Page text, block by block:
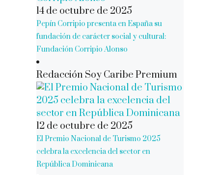
14 de octubre de 2025
Pepín Corripio presenta en España su
fundación de carácter social y cultural:
Fundación Corripio Alonso
Redacción Soy Caribe Premium
12 de octubre de 2025
El Premio Nacional de Turismo 2025
celebra la excelencia del sector en
República Dominicana